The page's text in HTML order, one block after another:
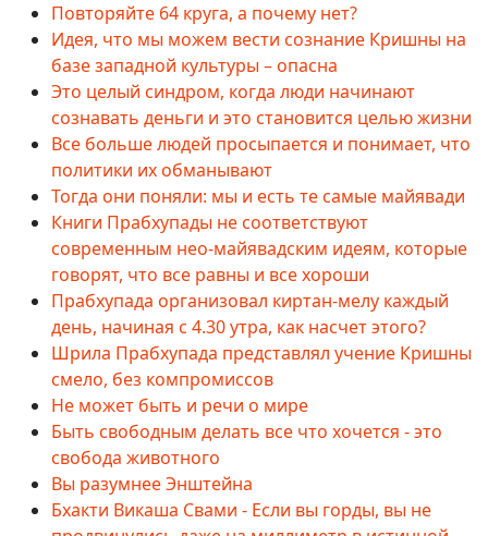
Повторяйте 64 круга, а почему нет?
Идея, что мы можем вести сознание Кришны на
базе западной культуры – опасна
Это целый синдром, когда люди начинают
сознавать деньги и это становится целью жизни
Все больше людей просыпается и понимает, что
политики их обманывают
Тогда они поняли: мы и есть те самые майявади
Книги Прабхупады не соответствуют
современным нео-майявадским идеям, которые
говорят, что все равны и все хороши
Прабхупада организовал киртан-мелу каждый
день, начиная с 4.30 утра, как насчет этого?
Шрила Прабхупада представлял учение Кришны
смело, без компромиссов
Не может быть и речи о мире
Быть свободным делать все что хочется - это
свобода животного
Вы разумнее Энштейна
Бхакти Викаша Свами - Если вы горды, вы не